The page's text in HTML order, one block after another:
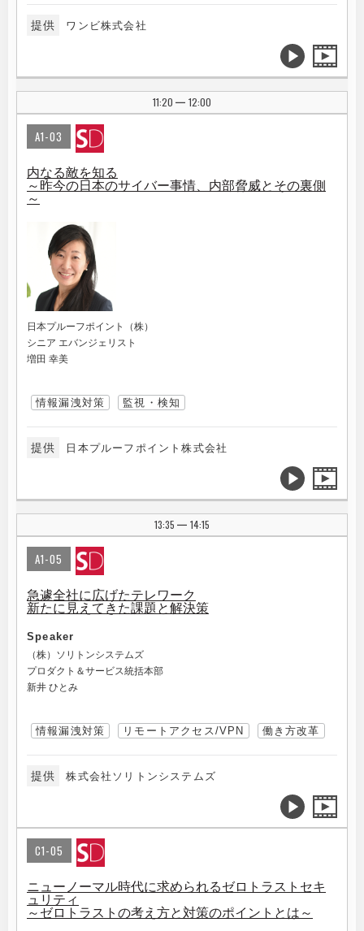
提供 ワンビ株式会社
11:20 | 12:00
A1-03
内なる敵を知る
～昨今の日本のサイバー事情、内部脅威とその裏側
～
日本プルーフポイント（株）
シニア エバンジェリスト
増田 幸美
情報漏洩対策 監視・検知
提供 日本プルーフポイント株式会社
13:35 | 14:15
A1-05
急遽全社に広げたテレワーク
新たに見えてきた課題と解決策
Speaker
（株）ソリトンシステムズ
プロダクト＆サービス統括本部
新井 ひとみ
情報漏洩対策 リモートアクセス/VPN 働き方改革
提供 株式会社ソリトンシステムズ
C1-05
ニューノーマル時代に求められるゼロトラストセキ
ュリティ
～ゼロトラストの考え方と対策のポイントとは～